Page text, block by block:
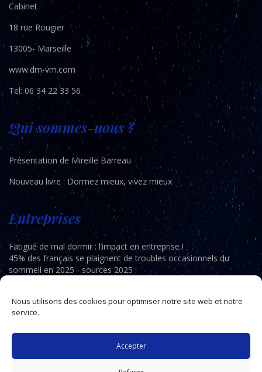
Nous utilisons des cookies pour optimiser notre site web et notre
service.
Accepter
Cabinet
18 rue Rougier
13005- Marseille
www.dm-vm.com
Tel:06 34 22 33 56
Qui sommes-nous ?
Présentation de Mireille Barreau
Nouveau livre : Dormez mieux, vivez mieux
Entreprises
Fatigué de mal dormir : l’impact en entreprise !
45% des français se plaignent de troubles occasionnels du
sommeil en 2025 - sources 2025 :
Découvrez les programmes DMVM réservés aux entreprisesici